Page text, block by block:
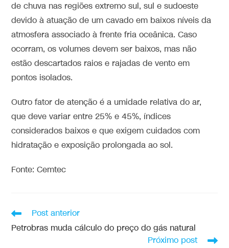
de chuva nas regiões extremo sul, sul e sudoeste
devido à atuação de um cavado em baixos níveis da
atmosfera associado à frente fria oceânica. Caso
ocorram, os volumes devem ser baixos, mas não
estão descartados raios e rajadas de vento em
pontos isolados.
Outro fator de atenção é a umidade relativa do ar,
que deve variar entre 25% e 45%, índices
considerados baixos e que exigem cuidados com
hidratação e exposição prolongada ao sol.
Fonte: Cemtec
Post anterior
Petrobras muda cálculo do preço do gás natural
Próximo post